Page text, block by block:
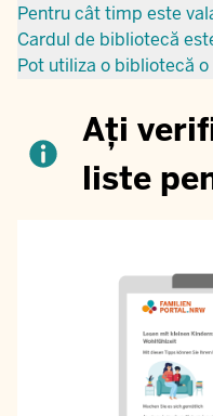
Pentru cât timp este
Cardul de bibliotecă
Pot utiliza o bibliotecă
Ați
liste